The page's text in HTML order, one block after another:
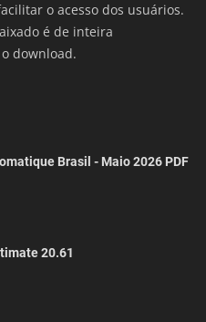
o acesso dos usuários.
é de inteira
download.
Brasil - Maio 2026 PDF
20.61